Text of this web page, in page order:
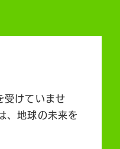
受けていませ
、地球の未来を